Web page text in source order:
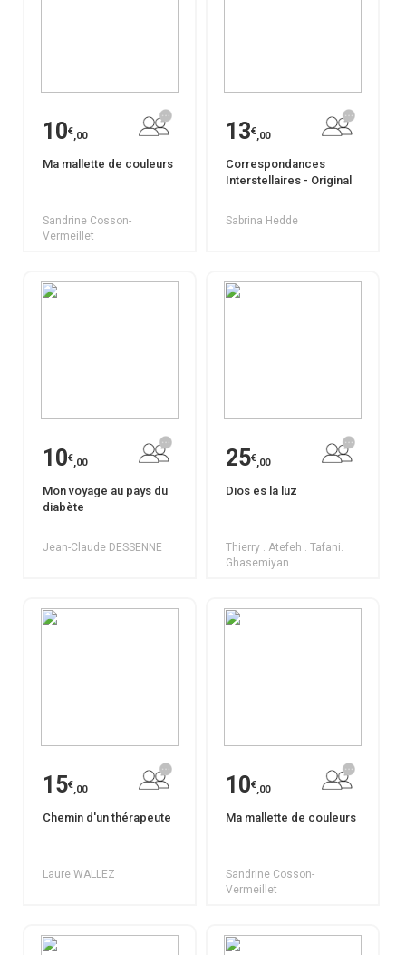
10€,00
Ma mallette de couleurs
Sandrine Cosson-
Vermeillet
13€,00
Correspondances
Interstellaires - Original
Sabrina Hedde
10€,00
Mon voyage au pays du
diabète
Jean-Claude DESSENNE
25€,00
Dios es la luz
Thierry . Atefeh . Tafani.
Ghasemiyan
15€,00
Chemin d'un thérapeute
Laure WALLEZ
10€,00
Ma mallette de couleurs
Sandrine Cosson-
Vermeillet